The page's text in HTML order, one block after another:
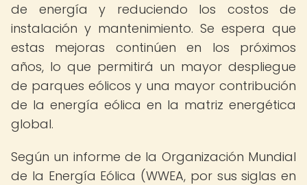
de energía y reduciendo los costos de
instalación y mantenimiento. Se espera que
estas mejoras continúen en los próximos
años, lo que permitirá un mayor despliegue
de parques eólicos y una mayor contribución
de la energía eólica en la matriz energética
global.
Según un informe de la Organización Mundial
de la Energía Eólica (WWEA, por sus siglas en